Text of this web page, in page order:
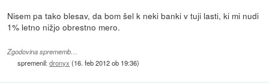
Nisem pa tako blesav, da bom šel k neki banki v tuji lasti, ki mi nudi
1% letno nižjo obrestno mero.
Zgodovina sprememb…
spremenil:dronyx (16. feb 2012 ob 19:36)